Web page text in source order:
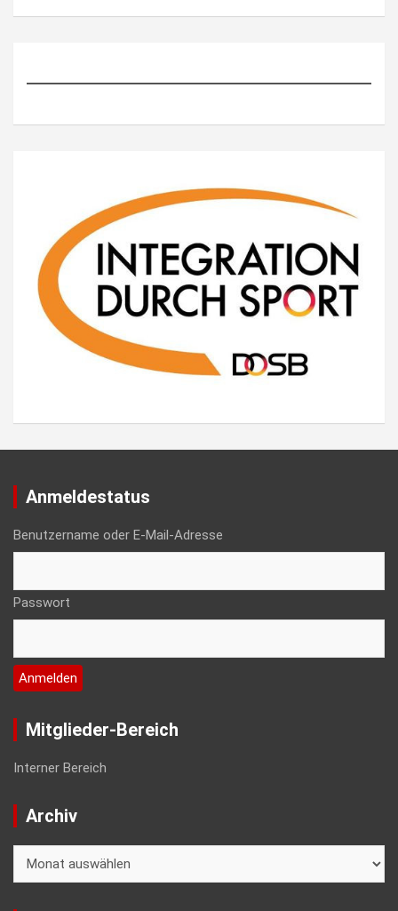
Anmeldestatus
Benutzername oder E-Mail-Adresse
Passwort
Mitglieder-Bereich
Interner Bereich
Archiv